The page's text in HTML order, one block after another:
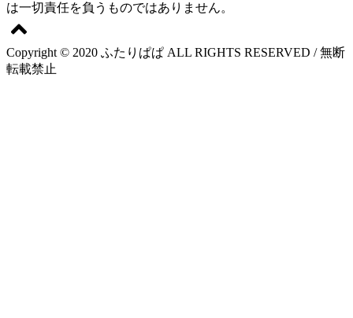
は一切責任を負うものではありません。
Copyright © 2020 ふたりぱぱ ALL RIGHTS RESERVED / 無断
転載禁止